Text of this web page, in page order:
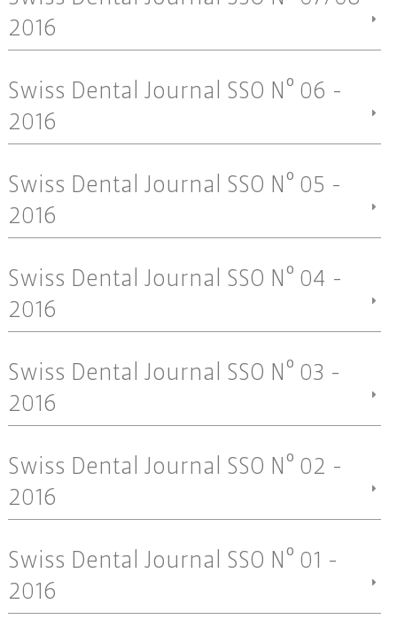
2016
Swiss Dental Journal SSO Nº 06 -
2016
Swiss Dental Journal SSO Nº 05 -
2016
Swiss Dental Journal SSO Nº 04 -
2016
Swiss Dental Journal SSO Nº 03 -
2016
Swiss Dental Journal SSO Nº 02 -
2016
Swiss Dental Journal SSO Nº 01 -
2016